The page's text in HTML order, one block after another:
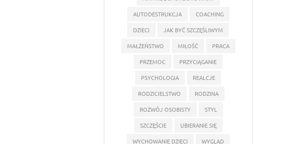
AUTODESTRUKCJA
COACHING
DZIECI
JAK BYĆ SZCZĘŚLIWYM
MAŁŻEŃSTWO
MIŁOŚĆ
PRACA
PRZEMOC
PRZYCIĄGANIE
PSYCHOLOGIA
REALCJE
RODZICIELSTWO
RODZINA
ROZWÓJ OSOBISTY
STYL
SZCZĘŚCIE
UBIERANIE SIĘ
WYCHOWANIE DZIECI
WYGLĄD